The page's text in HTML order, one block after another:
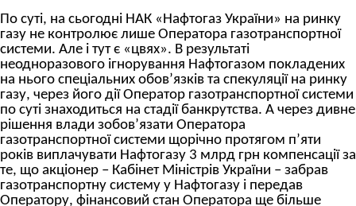
По суті, на сьогодні НАК «Нафтогаз України» на ринку
газу не контролює лише Оператора газотранспортної
системи. Але і тут є «цвях». В результаті
неодноразового ігнорування Нафтогазом покладених
на нього спеціальних обов’язків та спекуляції на ринку
газу, через його дії Оператор газотранспортної системи
по суті знаходиться на стадії банкрутства. А через дивне
рішення влади зобов’язати Оператора
газотранспортної системи щорічно протягом п’яти
років виплачувати Нафтогазу 3 млрд грн компенсації за
те, що акціонер – Кабінет Міністрів України – забрав
газотранспортну систему у Нафтогазу і передав
Оператору, фінансовий стан Оператора ще більше